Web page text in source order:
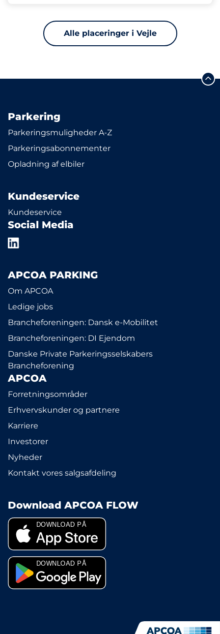
Alle placeringer i Vejle
Parkering
Parkeringsmuligheder A-Z
Parkeringsabonnementer
Opladning af elbiler
Kundeservice
Kundeservice
Social Media
APCOA PARKING
Om APCOA
Ledige jobs
Brancheforeningen: Dansk e-Mobilitet
Brancheforeningen: DI Ejendom
Danske Private Parkeringsselskabers
Brancheforening
APCOA
Forretningsområder
Erhvervskunder og partnere
Karriere
Investorer
Nyheder
Kontakt vores salgsafdeling
Download APCOA FLOW